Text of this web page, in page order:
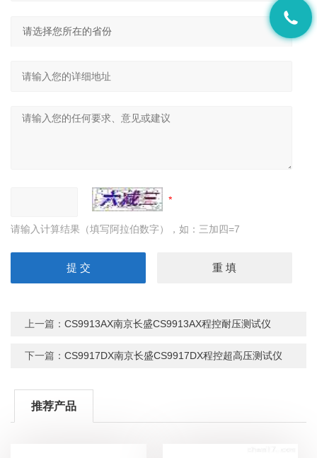
请输入计算结果（填写阿拉伯数字），如：三加四=7
上一篇：CS9913AX南京长盛CS9913AX程控耐压测试仪
下一篇：CS9917DX南京长盛CS9917DX程控超高压测试仪
推荐产品